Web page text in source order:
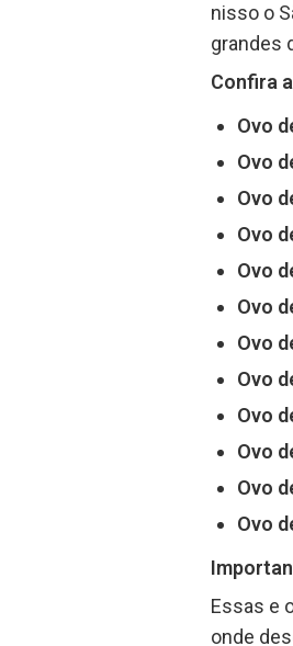
nisso o
grandes
Confira
Ovo
Ovo
Ovo
Ovo
Ovo
Ovo
Ovo
Ovo
Ovo
Ovo
Ovo
Ovo
Essas e
onde